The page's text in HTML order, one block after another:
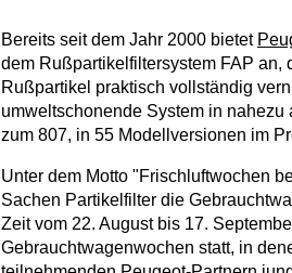
Bereits seit dem Jahr 2000 bietet
dem Rußpartikelfiltersystem FAP an,
Rußpartikel praktisch vollständig
umweltschonende System in
zum 807, in 55 Modellversionen im
Unter dem Motto "Frischluftwochen
Sachen Partikelfilter die
Zeit vom 22. August bis 17.
Gebrauchtwagenwochen statt, in